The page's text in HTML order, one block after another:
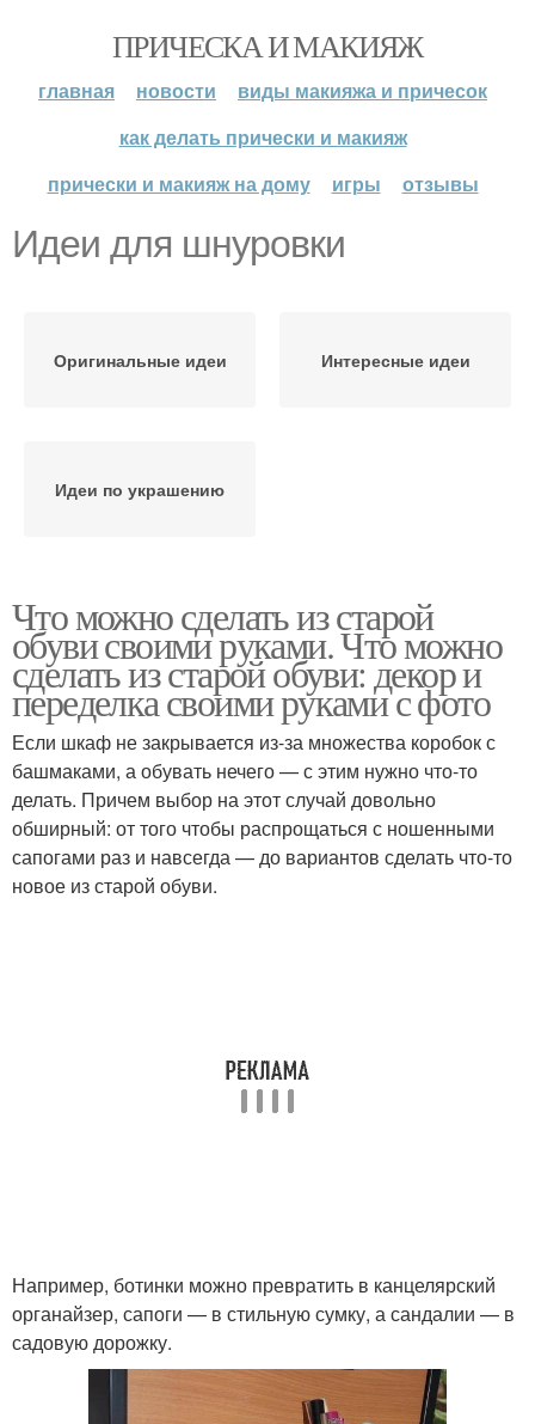
ПРИЧЕСКА И МАКИЯЖ
главная новости
виды макияжа и причесок
как делать прически и макияж
прически и макияж на дому
игры отзывы
Идеи для шнуровки
Оригинальные идеи Интересные идеи
Идеи по украшению
Что можно сделать из старой
обуви своими руками. Что можно
сделать из старой обуви: декор и
переделка своими руками с фото
Если шкаф не закрывается из-за множества коробок с
башмаками, а обувать нечего — с этим нужно что-то
делать. Причем выбор на этот случай довольно
обширный: от того чтобы распрощаться с ношенными
сапогами раз и навсегда — до вариантов сделать что-то
новое из старой обуви.
Например, ботинки можно превратить в канцелярский
органайзер, сапоги — в стильную сумку, а сандалии — в
садовую дорожку.